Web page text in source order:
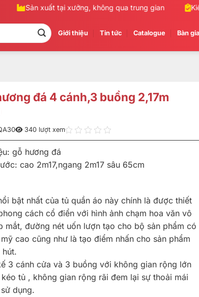
Sản xuất tại xưởng, không qua trung gian
Giới thiệu Tin tức Catalogue Bàn
đá 4 cánh,3 buồng 2,17m
340 lượt xem
gỗ hương đá
cao 2m17,ngang 2m17 sâu 65cm
bật nhất của tủ quần áo này chính là được thiết
cách cổ điển với hình ảnh chạm hoa văn vô
mắt, đường nét uốn lượn tạo cho bộ sản phẩm có
cao cũng như là tạo điểm nhấn cho sản phẩm
hút.
3 cánh cửa và 3 buồng với không gian rộng lớn
tủ , không gian rộng rãi đem lại sự thoải mái
dụng.